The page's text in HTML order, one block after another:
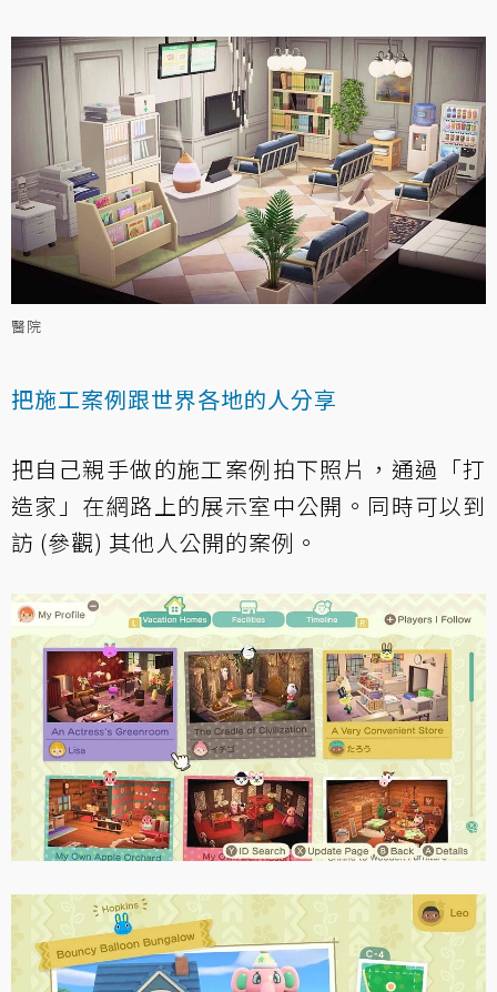
醫院
把施工案例跟世界各地的人分享
把自己親手做的施工案例拍下照片，通過「打
造家」在網路上的展示室中公開。同時可以到
訪 (參觀) 其他人公開的案例。